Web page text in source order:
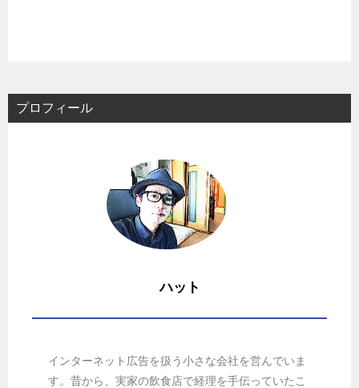
プロフィール
ハット
インターネット広告を扱う小さな会社を営んでいま
す。昔から、実家の飲食店で経理を手伝っていたこ